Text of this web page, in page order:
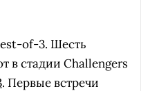
of-3. Шесть
в стадии Challengers
. Первые встречи